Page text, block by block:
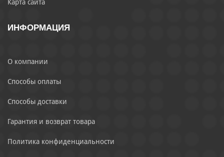
Карта сайта
ИНФОРМАЦИЯ
О компании
Способы оплаты
Способы доставки
Гарантия и возврат товара
Политика конфиденциальности